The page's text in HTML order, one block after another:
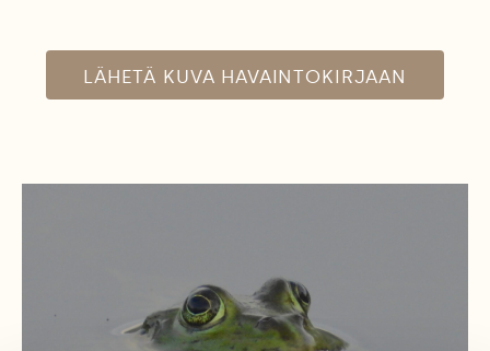
LÄHETÄ KUVA HAVAINTOKIRJAAN